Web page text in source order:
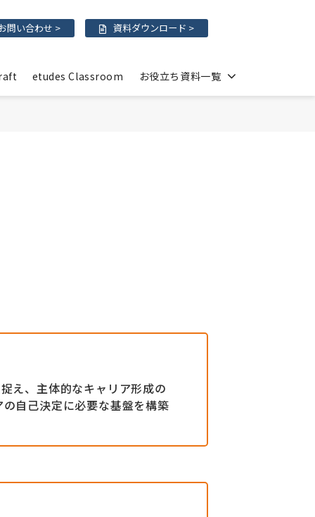
問い合わせ > 資料ダウンロード >
etudes Classroom お役立ち資料一覧
え、主体的なキャリア形成の
自己決定に必要な基盤を構築